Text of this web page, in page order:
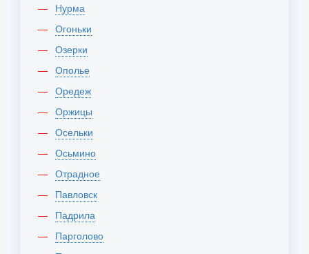
Нурма
Огоньки
Озерки
Ополье
Оредеж
Оржицы
Осельки
Осьмино
Отрадное
Павловск
Падрила
Парголово